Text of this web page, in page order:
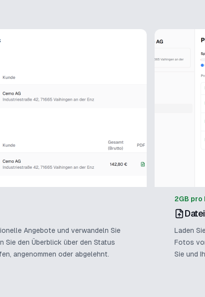
Angebote und verwandeln Sie
Sie den Überblick über den Status
angenommen oder abgelehnt.
2GB
Laden
Fotos
Sie und